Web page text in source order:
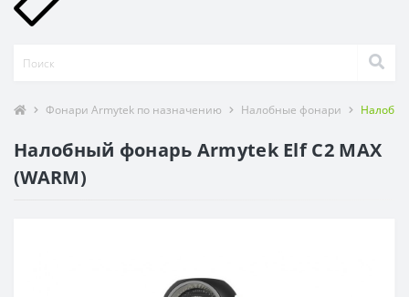
Фонари Armytek по назначению Налобные фонари
Налобный фонарь Armytek Elf C2 MAX
(WARM)